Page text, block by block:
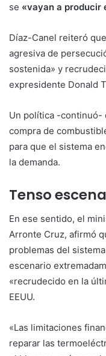
se «vayan a producir
Díaz-Canel reiteró
agresiva de
sostenida» y
expresidente Donald
Un política -continuó-
compra de
para que el sistema
la demanda.
Tenso
En ese sentido, el
Arronte Cruz, afirmó
problemas del
escenario
«recrudecido en la
EEUU.
«Las limitaciones
reparar las